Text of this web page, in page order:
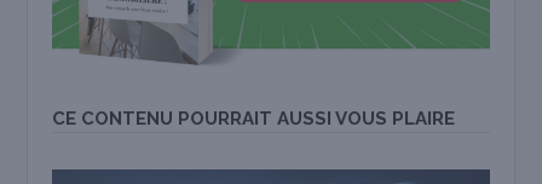
CE CONTENU POURRAIT AUSSI VOUS PLAIRE